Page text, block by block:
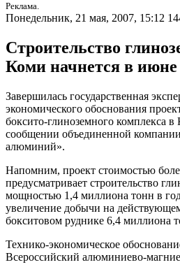
Реклама.
Понедельник, 21 мая, 2007, 15:12
Строительство
Коми начнется в июне
Завершилась государственная
экономического обоснования
боксито-глиноземного комплекса
сообщении объединенной
алюминий».
Напомним, проект стоимостью
предусматривает строительство
мощностью 1,4 миллиона тонн в
увеличение добычи на
бокситовом руднике 6,4 миллиона
Технико-экономическое
Всероссийский алюминиево-